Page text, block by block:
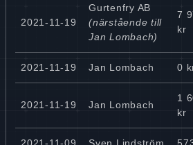
2021-11-19
Gurtenfry AB
(närstående till
Jan Lombach)
7
kr
2021-11-19 Jan Lombach 0
2021-11-19 Jan Lombach
1
kr